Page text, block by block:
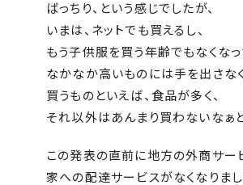
ばっちり、という感じでしたが、
いまは、ネットでも買えるし、
もう子供服を買う年齢でもなくなっ
なかなか高いものには手を出さな
買うものといえば、食品が多く、
それ以外はあんまり買わないなぁと
この発表の直前に地方の外商サー
家への配達サービスがなくなりまし